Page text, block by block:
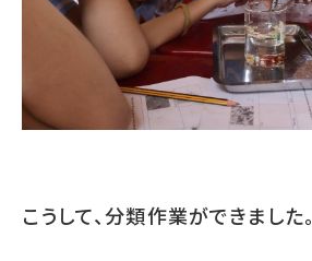
こうして、分類作業ができました。